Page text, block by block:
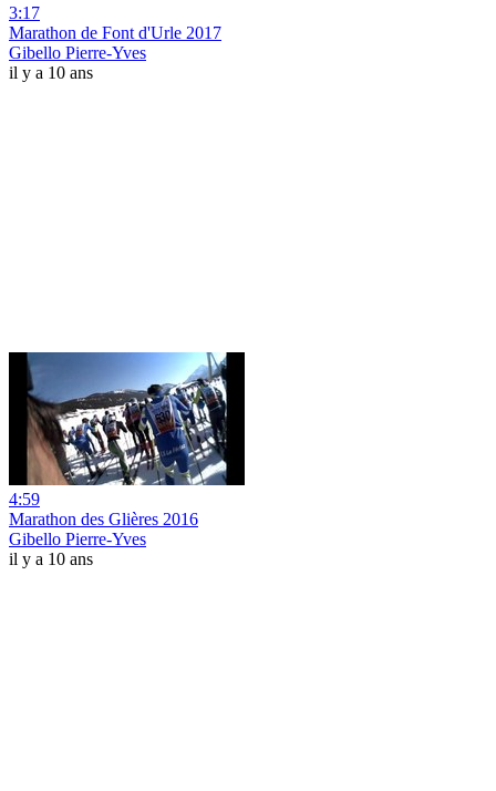
3:17
Marathon de Font d'Urle 2017
Gibello Pierre-Yves
il y a 10 ans
4:59
Marathon des Glières 2016
Gibello Pierre-Yves
il y a 10 ans